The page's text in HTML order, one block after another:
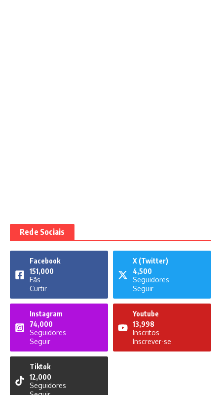
Rede Sociais
Facebook
151,000
Fãs
Curtir
X (Twitter)
4,500
Seguidores
Seguir
Instagram
74,000
Seguidores
Seguir
Youtube
13,998
Inscritos
Inscrever-se
Tiktok
12,000
Seguidores